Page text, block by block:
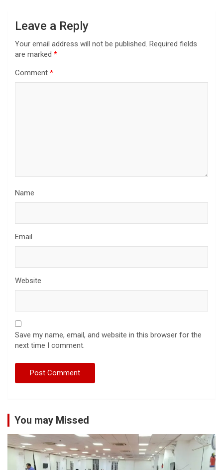
Leave a Reply
Your email address will not be published. Required fields
are marked *
Comment *
Name
Email
Website
Save my name, email, and website in this browser for the
next time I comment.
You may Missed